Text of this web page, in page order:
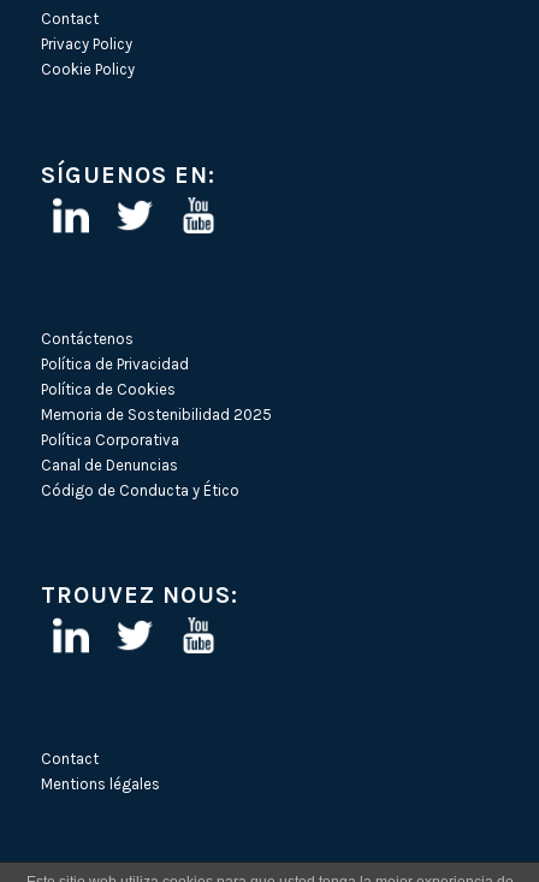
Contact
Privacy Policy
Cookie Policy
SÍGUENOS EN:
Contáctenos
Política de Privacidad
Política de Cookies
Memoria de Sostenibilidad 2025
Política Corporativa
Canal de Denuncias
Código de Conducta y Ético
TROUVEZ NOUS:
Contact
Mentions légales